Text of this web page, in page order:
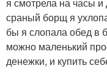
сраный борщ я
бы я слопала обед в
можно маленький
денежки, и купить